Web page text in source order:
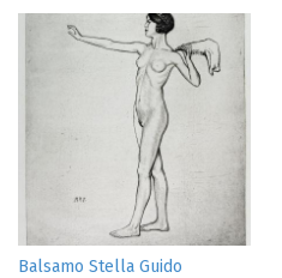
Balsamo Stella Guido